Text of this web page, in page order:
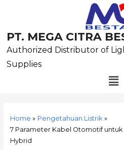
PT. MEGA CITRA
Authorized Distributor of
Supplies
Home
Pengetahuan Listrik
7 Parameter Kabel Otomotif untuk
Hybrid